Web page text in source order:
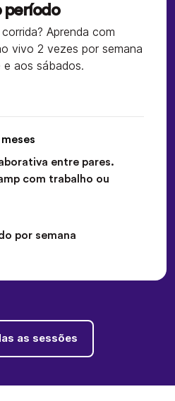
período
Aprenda com
vivo 2 vezes por semana
e aos sábados.
entre pares.
com trabalho ou
por semana
as sessões